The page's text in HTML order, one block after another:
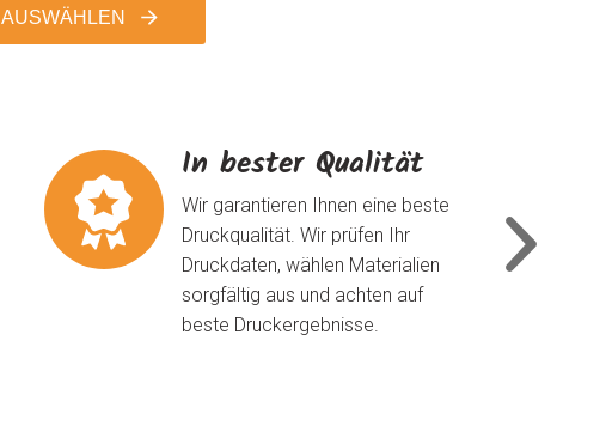
AUSWÄHLEN
In bester Qualität
Wir garantieren Ihnen eine beste
Druckqualität. Wir prüfen Ihr
Druckdaten, wählen Materialien
sorgfältig aus und achten auf
beste Druckergebnisse.